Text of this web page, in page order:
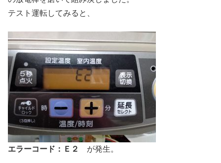
テスト運転してみると、
エラーコード：Ｅ２ が発生。